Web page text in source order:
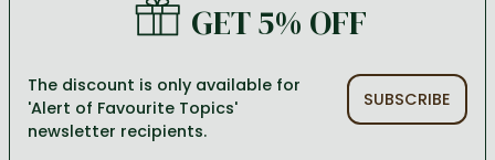
Crime, detective stories, thriller
Romances
Romances
Péter Esterházy books
David Szalay books
Language books, dictionaries
Spirituality
Medicine, veterinary science, pharmacy
GET 5% OFF
The discount is only available for
'Alert of Favourite Topics'
newsletter recipients.
SUBSCRIBE